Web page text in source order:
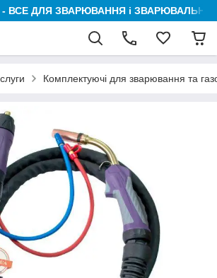
ВСЕ ДЛЯ ЗВАРЮВАННЯ і
Комплектуючі для зварювання та